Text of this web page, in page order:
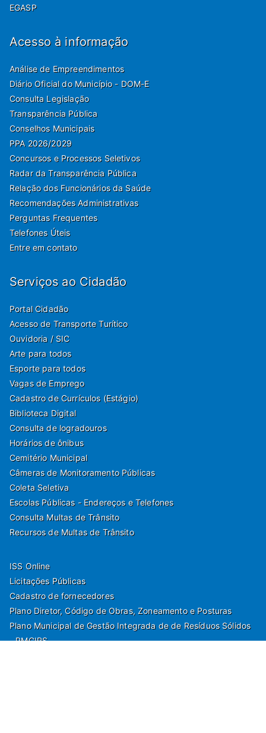
EGASP
Acesso à informação
Análise de Empreendimentos
Diário Oficial do Município - DOM-E
Consulta Legislação
Transparência Pública
Conselhos Municipais
PPA 2026/2029
Concursos e Processos Seletivos
Radar da Transparência Pública
Relação dos Funcionários da Saúde
Recomendações Administrativas
Perguntas Frequentes
Telefones Úteis
Entre em contato
Serviços ao Cidadão
Portal Cidadão
Acesso de Transporte Turítico
Ouvidoria / SIC
Arte para todos
Esporte para todos
Vagas de Emprego
Cadastro de Currículos (Estágio)
Biblioteca Digital
Consulta de logradouros
Horários de ônibus
Cemitério Municipal
Câmeras de Monitoramento Públicas
Coleta Seletiva
Escolas Públicas - Endereços e Telefones
Consulta Multas de Trânsito
Recursos de Multas de Trânsito
ISS Online
Licitações Públicas
Cadastro de fornecedores
Plano Diretor, Código de Obras, Zoneamento e Posturas
Plano Municipal de Gestão Integrada de de Resíduos Sólidos
- PMGIRS